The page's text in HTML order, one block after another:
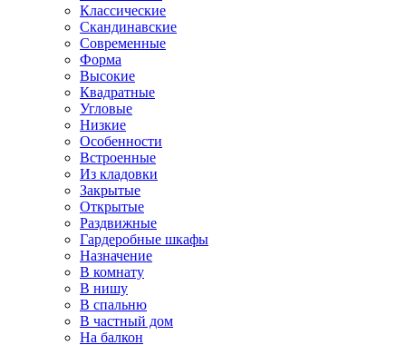
Классические
Скандинавские
Современные
Форма
Высокие
Квадратные
Угловые
Низкие
Особенности
Встроенные
Из кладовки
Закрытые
Открытые
Раздвижные
Гардеробные шкафы
Назначение
В комнату
В нишу
В спальню
В частный дом
На балкон